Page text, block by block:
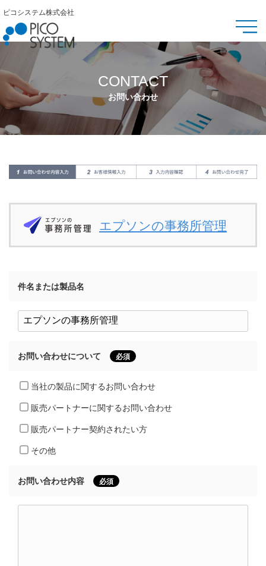
ピコシステム株式会社
CONTACT
お問い合わせ
エプソンの事務所管理
件名または製品名
お問い合わせについて 必須
当社の製品に関するお問い合わせ
販売パートナーに関するお問い合わせ
販売パートナー契約されたい方
その他
お問い合わせ内容 必須